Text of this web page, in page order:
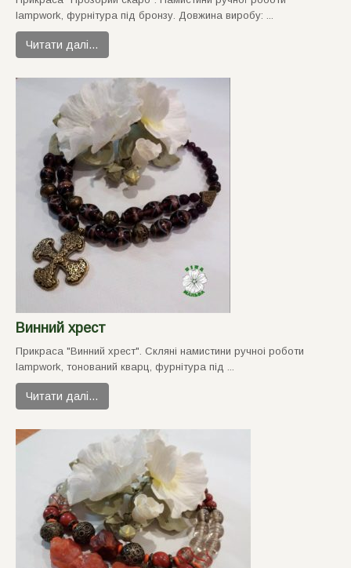
lampwork, фурнiтура пiд бронзу. Довжина виробу: ...
Читати далі…
Винний хрест
Прикраса "Винний хрест". Склянi намистини ручноi роботи
lampwork, тонований кварц, фурнiтура пiд ...
Читати далі…